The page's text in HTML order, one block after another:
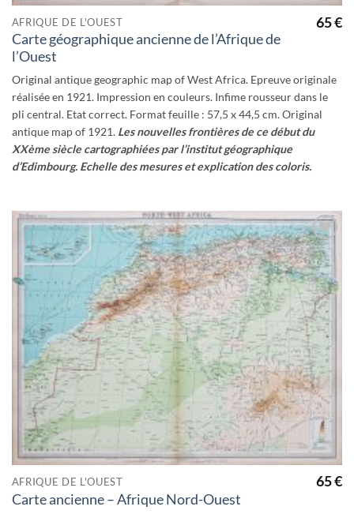
AFRIQUE DE L'OUEST
Carte géographique ancienne de l’Afrique de
l’Ouest
65€
Original antique geographic map of West Africa. Epreuve originale
réalisée en 1921. Impression en couleurs. Infime rousseur dans le
pli central. Etat correct. Format feuille : 57,5 x 44,5 cm. Original
antique map of 1921. Les nouvelles frontières de ce début du
XXème siècle cartographiées par l’institut géographique
d’Edimbourg. Echelle des mesures et explication des coloris.
Ajouter
à la
wishlist
AFRIQUE DE L'OUEST
Carte ancienne – Afrique Nord-Ouest
65€